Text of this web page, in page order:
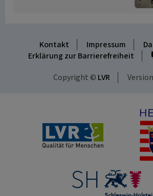
Kontakt Impressum
Erklärung zur Barrierefreiheit
Copyright © LVR